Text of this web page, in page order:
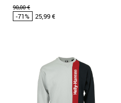
90,00 €
-71% 25,99 €
Vêtements pas cher et Promos
Vêtements
Uniforms for the Dedicated est un
studio de vêtements professionnels
basé à Stockholm, axé sur la [...]